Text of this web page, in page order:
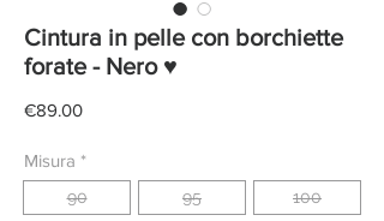
Cintura in pelle con borchiette
forate - Nero ♥
€89.00Price
Misura *
90 95 100